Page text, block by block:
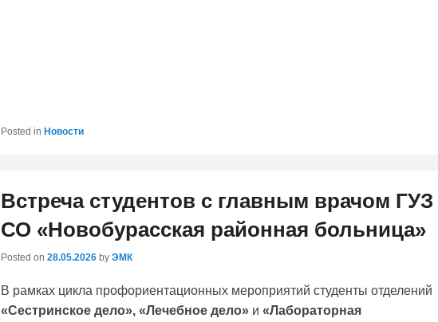
Posted in Новости
Встреча студентов с главным врачом ГУЗ
СО «Новобурасская районная больница»
Posted on 28.05.2026 by ЭМК
В рамках цикла профориентационных мероприятий студенты отделений
«Сестринское дело», «Лечебное дело» и «Лабораторная